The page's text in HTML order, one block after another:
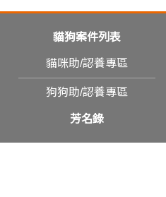
貓狗案件列表
貓咪助/認養專區
狗狗助/認養專區
芳名錄